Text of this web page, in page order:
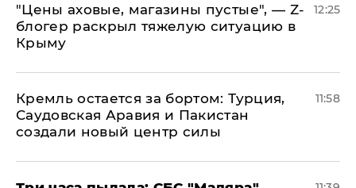
​"Цены аховые, магазины пустые", — Z-
блогер раскрыл тяжелую ситуацию в
Крыму
12:25
​Кремль остается за бортом: Турция,
Саудовская Аравия и Пакистан
создали новый центр силы
11:58